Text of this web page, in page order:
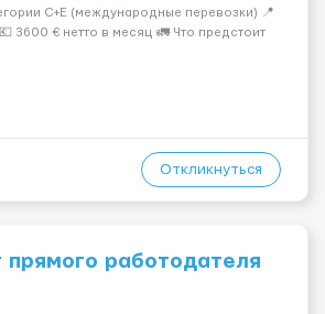
C+E (международные перевозки) 📍
3600 € нетто в месяц 🚛 Что предстоит
400–500 км в день. Погрузки и
Откликнуться
прямого работодателя